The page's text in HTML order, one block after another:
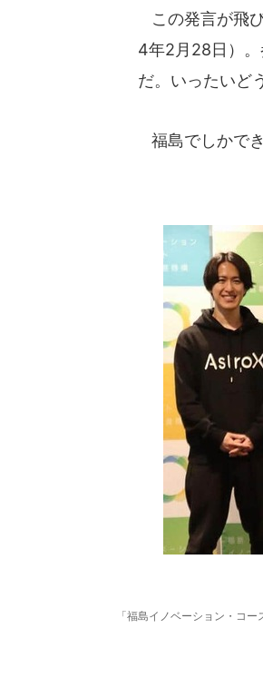
この発言が飛
4年2月28日）
だ。いったいど
福島でしかで
「福島イノベーション・コ